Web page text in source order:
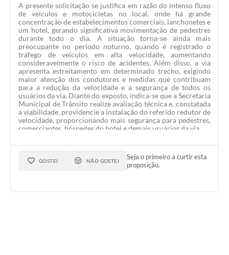
A presente solicitação se justifica em razão do intenso fluxo
de veículos e motocicletas no local, onde há grande
concentração de estabelecimentos comerciais, lanchonetes e
um hotel, gerando significativa movimentação de pedestres
durante todo o dia. A situação torna-se ainda mais
preocupante no período noturno, quando é registrado o
tráfego de veículos em alta velocidade, aumentando
consideravelmente o risco de acidentes. Além disso, a via
apresenta estreitamento em determinado trecho, exigindo
maior atenção dos condutores e medidas que contribuam
para a redução da velocidade e a segurança de todos os
usuários da via. Diante do exposto, indica-se que a Secretaria
Municipal de Trânsito realize avaliação técnica e, constatada
a viabilidade, providencie a instalação do referido redutor de
velocidade, proporcionando mais segurança para pedestres,
comerciantes, hóspedes do hotel e demais usuários da via.
GOSTEI NÃO GOSTEI
Seja o primeiro a curtir esta
proposição.